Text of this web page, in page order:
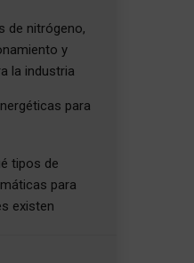
de nitrógeno,
y
la industria
para
tipos de
para
existen